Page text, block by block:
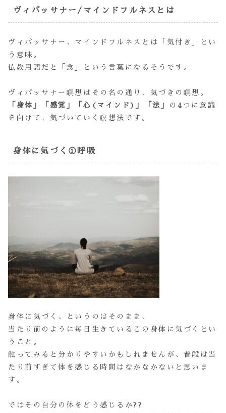
ヴィパッサナー/マインドフルネスとは
ヴィパッサナー、マインドフルネスとは「気付き」とい
う意味。
仏教用語だと「念」という言葉になるそうです。
ヴィパッサナー瞑想はその名の通り、気づきの瞑想。
「身体」「感覚」「心(マインド)」「法」
の4つに意識
を向けて、気づいていく瞑想法です。
身体に気づく①呼吸
身体に気づく、というのはそのまま、
当たり前のように毎日生きているこの身体に気づくとい
うこと。
触ってみると分かりやすいかもしれませんが、普段は当
たり前すぎて体を感じる時間はなかなかないと思いま
す。
ではその自分の体をどう感じるか??